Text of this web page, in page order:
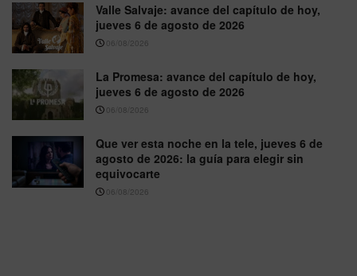
Valle Salvaje: avance del capítulo de hoy,
jueves 6 de agosto de 2026
06/08/2026
La Promesa: avance del capítulo de hoy,
jueves 6 de agosto de 2026
06/08/2026
Que ver esta noche en la tele, jueves 6 de
agosto de 2026: la guía para elegir sin
equivocarte
06/08/2026